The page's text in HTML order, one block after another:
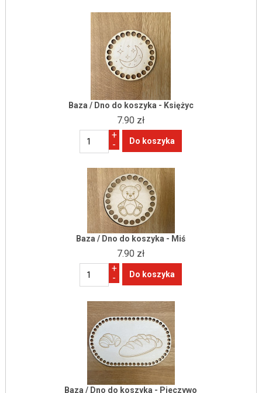
Baza / Dno do koszyka - Księżyc
7.90 zł
+
-
Baza / Dno do koszyka - Miś
7.90 zł
+
-
Baza / Dno do koszyka - Pieczywo